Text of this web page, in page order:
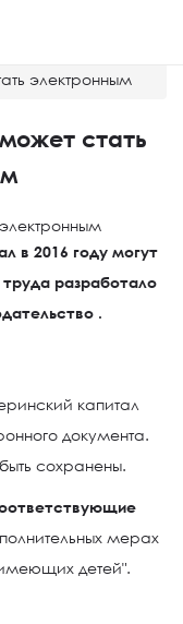
электронным
стать
в 2016 году могут
разработало
.
капитал
документа.
сохранены.
мерах
детей".